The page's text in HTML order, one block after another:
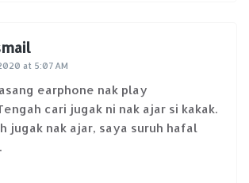
at 5:07 AM
earphone nak play
cari jugak ni nak ajar si kakak.
jugak nak ajar, saya suruh hafal